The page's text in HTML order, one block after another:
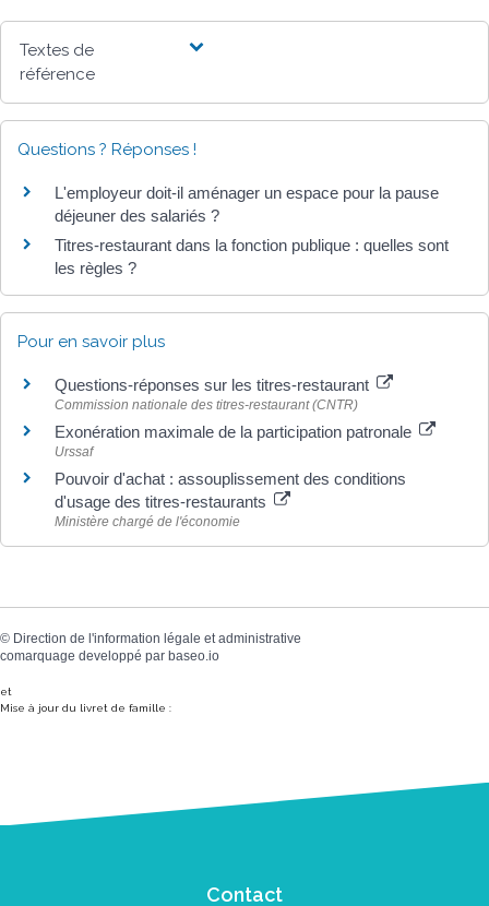
Textes de
référence
Questions ? Réponses !
L'employeur doit-il aménager un espace pour la pause
déjeuner des salariés ?
Titres-restaurant dans la fonction publique : quelles sont
les règles ?
Pour en savoir plus
Questions-réponses sur les titres-restaurant
Commission nationale des titres-restaurant (CNTR)
Exonération maximale de la participation patronale
Urssaf
Pouvoir d'achat : assouplissement des conditions
d'usage des titres-restaurants
Ministère chargé de l'économie
© Direction de l'information légale et administrative
comarquage developpé par baseo.io
et
Mise à jour du livret de famille :
Contact